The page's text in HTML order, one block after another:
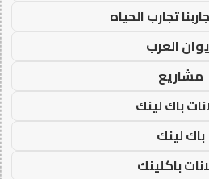
تجارب الحياه
العرب
مشاريع
باك لينك
باك لينك
باكلينك